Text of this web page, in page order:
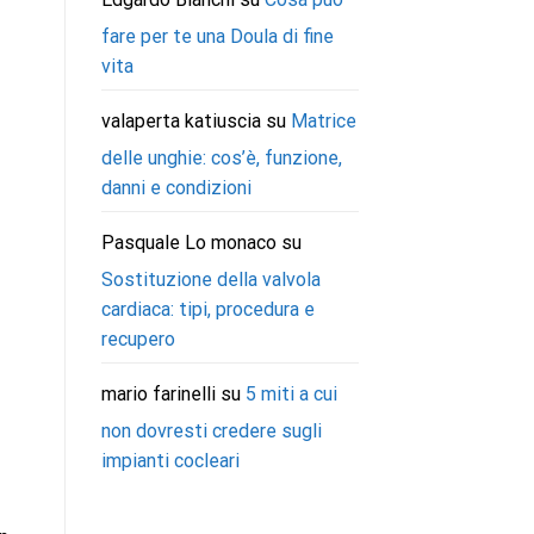
fare per te una Doula di fine
vita
valaperta katiusciasu Matrice
delle unghie: cos’è, funzione,
danni e condizioni
Pasquale Lo monacosu
Sostituzione della valvola
cardiaca: tipi, procedura e
recupero
mario farinellisu 5 miti a cui
non dovresti credere sugli
impianti cocleari